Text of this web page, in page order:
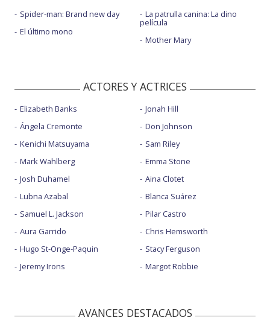
Spider-man: Brand new day
El último mono
La patrulla canina: La dino
película
Mother Mary
ACTORES Y ACTRICES
Elizabeth Banks
Ángela Cremonte
Kenichi Matsuyama
Mark Wahlberg
Josh Duhamel
Lubna Azabal
Samuel L. Jackson
Aura Garrido
Hugo St-Onge-Paquin
Jeremy Irons
Jonah Hill
Don Johnson
Sam Riley
Emma Stone
Aina Clotet
Blanca Suárez
Pilar Castro
Chris Hemsworth
Stacy Ferguson
Margot Robbie
AVANCES DESTACADOS